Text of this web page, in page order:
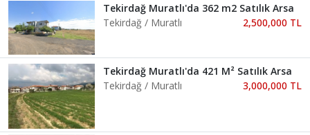
Tekirdağ Muratlı'da 362 m2 Satılık Arsa
Tekirdağ / Muratlı
2,500,000 TL
Tekirdağ Muratlı'da 421 M² Satılık Arsa
Tekirdağ / Muratlı
3,000,000 TL